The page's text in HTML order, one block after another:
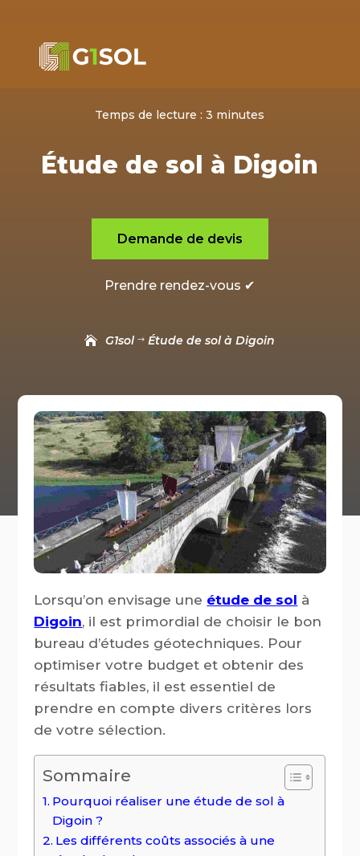
Temps de lecture : 3 minutes
Étude de sol à Digoin
Demande de devis
Prendre rendez-vous ✔
G1sol $ Étude de sol à Digoin
Lorsqu’on envisage une étude de sol à
Digoin, il est primordial de choisir le bon
bureau d’études géotechniques. Pour
optimiser votre budget et obtenir des
résultats fiables, il est essentiel de
prendre en compte divers critères lors
de votre sélection.
Sommaire
Pourquoi réaliser une étude de sol à
Digoin ?
Les différents coûts associés à une